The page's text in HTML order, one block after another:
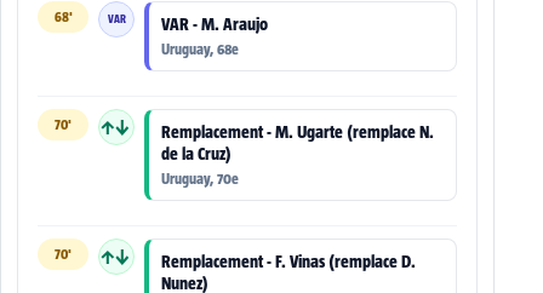
68' VAR VAR - M. Araujo
Uruguay, 68e
70' ↑↓
Remplacement - M. Ugarte (remplace N.
de la Cruz)
Uruguay, 70e
70' ↑↓
Remplacement - F. Vinas (remplace D.
Nunez)